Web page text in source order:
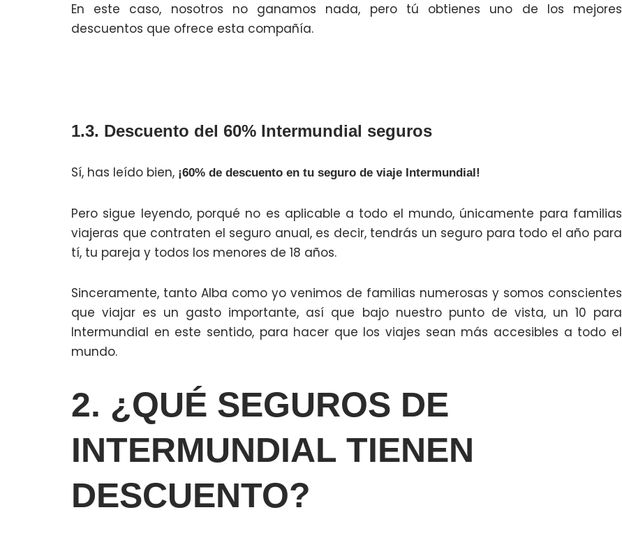
En este caso, nosotros no ganamos nada, pero tú obtienes uno de los mejores
descuentos que ofrece esta compañía.
1.3. Descuento del 60% Intermundial seguros
Sí, has leído bien, ¡60% de descuento en tu seguro de viaje Intermundial!
Pero sigue leyendo, porqué no es aplicable a todo el mundo, únicamente para familias
viajeras que contraten el seguro anual, es decir, tendrás un seguro para todo el año para
tí, tu pareja y todos los menores de 18 años.
Sinceramente, tanto Alba como yo venimos de familias numerosas y somos conscientes
que viajar es un gasto importante, así que bajo nuestro punto de vista, un 10 para
Intermundial en este sentido, para hacer que los viajes sean más accesibles a todo el
mundo.
2. ¿QUÉ SEGUROS DE
INTERMUNDIAL TIENEN
DESCUENTO?